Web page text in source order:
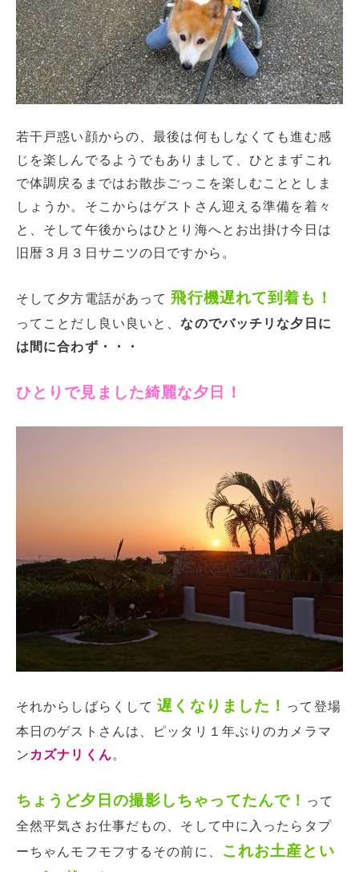
若干戸惑い顔からの、最後は何もしなくても進む感
じを楽しんでるようでもありまして、ひとまずこれ
で体調戻るまではお散歩ごっこを楽しむこととしま
しょうか。そこからはゲストさん迎える準備を着々
と、そして午後からはひとり海へとお出掛け今日は
旧暦３月３日サニツの日ですから。
そして夕方電話があって飛行機遅れて到着も！
ってことだし良い良いと、なのでバッチリな夕日に
は間に合わず・・・
ひとりで見ました綺麗な夕日！
それからしばらくして遅くなりました！ って登場
本日のゲストさんは、ピッタリ１年ぶりのカメラマ
ン カズナリくん。
ちょうど夕日の撮影しちゃってたんで！ って
全然平気さお仕事だもの、そして中に入ったらタプ
ーちゃんモフモフするその前に、
これお土産とい